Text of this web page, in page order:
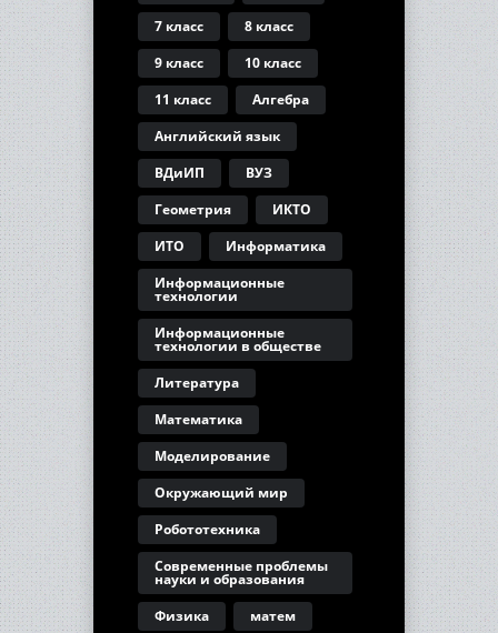
7 класс
8 класс
9 класс
10 класс
11 класс
Алгебра
Английский язык
ВДиИП
ВУЗ
Геометрия
ИКТО
ИТО
Информатика
Информационные
технологии
Информационные
технологии в обществе
Литература
Математика
Моделирование
Окружающий мир
Робототехника
Современные проблемы
науки и образования
Физика
матем